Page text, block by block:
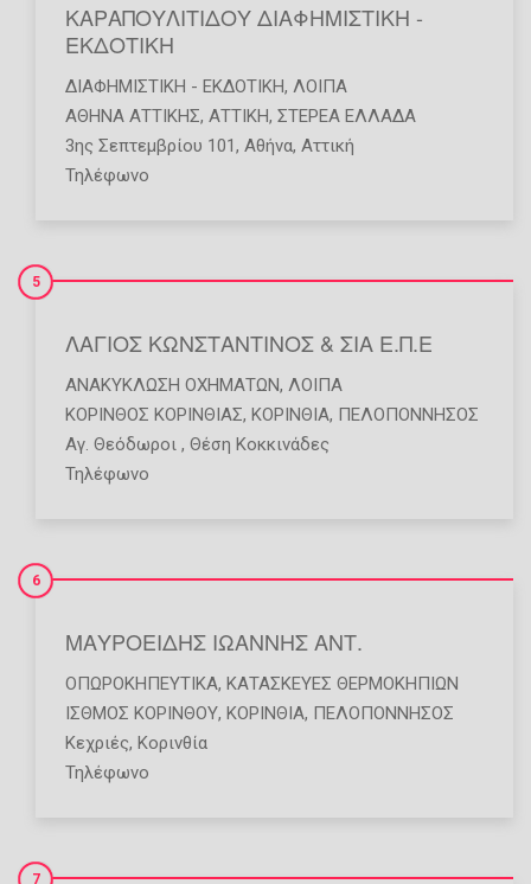
ΚΑΡΑΠΟΥΛΙΤΙΔΟΥ ΔΙΑΦΗΜΙΣΤΙΚΗ -
ΕΚΔΟΤΙΚΗ
ΔΙΑΦΗΜΙΣΤΙΚΉ - ΕΚΔΟΤΙΚΉ, ΛΟΙΠΆ
ΑΘΗΝΑ ΑΤΤΙΚΗΣ, ΑΤΤΙΚΗ, ΣΤΕΡΕΑ ΕΛΛΑΔΑ
3ης Σεπτεμβρίου 101, Αθήνα, Αττική
Τηλέφωνο
ΛΑΓΙΟΣ ΚΩΝΣΤΑΝΤΙΝΟΣ & ΣΙΑ Ε.Π.Ε
5
ΑΝΑΚΎΚΛΩΣΗ ΟΧΗΜΆΤΩΝ, ΛΟΙΠΆ
ΚΟΡΙΝΘΟΣ ΚΟΡΙΝΘΙΑΣ, ΚΟΡΙΝΘΙΑ, ΠΕΛΟΠΟΝΝΗΣΟΣ
Αγ. Θεόδωροι , Θέση Κοκκινάδες
Τηλέφωνο
ΜΑΥΡΟΕΙΔΗΣ ΙΩΑΝΝΗΣ ΑΝΤ.
6
ΟΠΩΡΟΚΗΠΕΥΤΙΚΆ, ΚΑΤΑΣΚΕΥΈΣ ΘΕΡΜΟΚΗΠΊΩΝ
ΙΣΘΜΟΣ ΚΟΡΙΝΘΟΥ, ΚΟΡΙΝΘΙΑ, ΠΕΛΟΠΟΝΝΗΣΟΣ
Κεχριές, Κορινθία
Τηλέφωνο
7